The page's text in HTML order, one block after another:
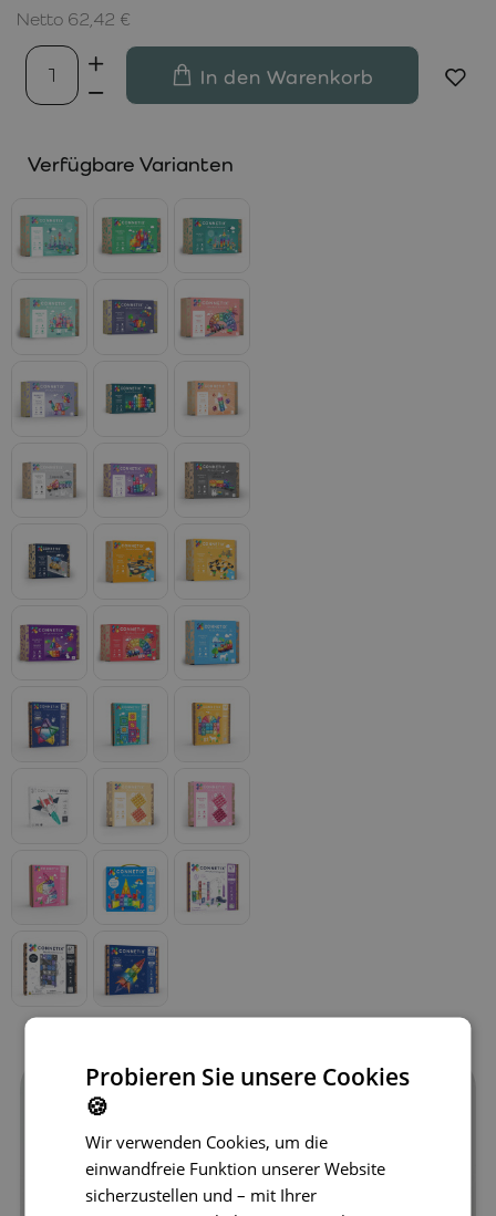
Netto 62,42 €
In den Warenkorb
Verfügbare Varianten
Probieren Sie unsere Cookies
🍪
Wir verwenden Cookies, um die
einwandfreie Funktion unserer Website
sicherzustellen und – mit Ihrer